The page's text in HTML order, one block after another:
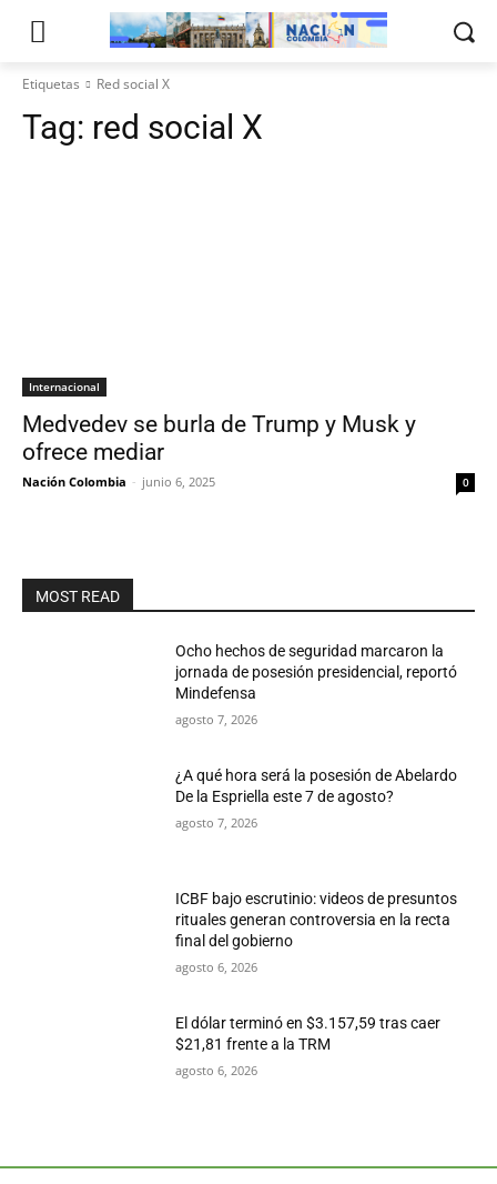
Etiquetas Red social X
Tag: red social X
Internacional
Medvedev se burla de Trump y Musk y
ofrece mediar
Nación Colombia - junio 6, 2025 0
MOST READ
Ocho hechos de seguridad marcaron la
jornada de posesión presidencial, reportó
Mindefensa
agosto 7, 2026
¿A qué hora será la posesión de Abelardo
De la Espriella este 7 de agosto?
agosto 7, 2026
ICBF bajo escrutinio: videos de presuntos
rituales generan controversia en la recta
final del gobierno
agosto 6, 2026
El dólar terminó en $3.157,59 tras caer
$21,81 frente a la TRM
agosto 6, 2026